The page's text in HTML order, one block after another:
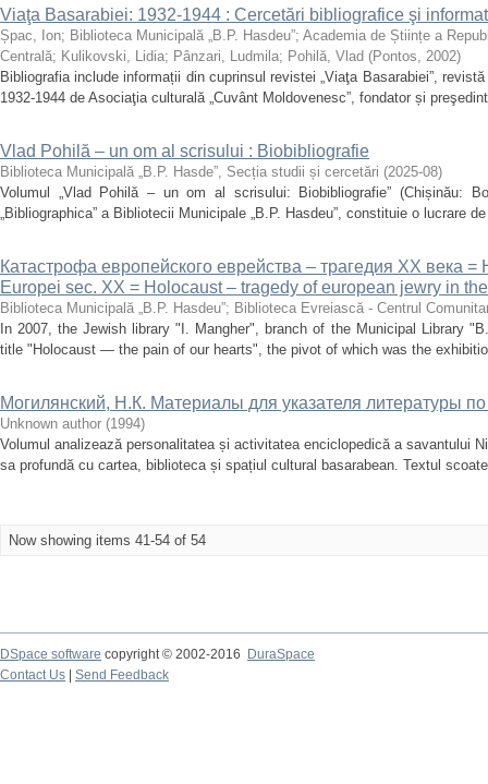
Viaţa Basarabiei: 1932-1944 : Cercetări bibliografice şi
Șpac, Ion; Biblioteca Municipală „B.P. Hasdeu”; Academia de Științe a
Centrală; Kulikovski, Lidia; Pânzari, Ludmila; Pohilă, Vlad (Pontos, 2002)
Bibliografia include informații din cuprinsul revistei „Viaţa Basarabiei”,
1932-1944 de Asociaţia culturală „Cuvânt Moldovenesc”, fondator și
Vlad Pohilă – un om al scrisului : Biobibliografie
Biblioteca Municipală „B.P. Hasde”, Secția studii și cercetări (2025-08)
Volumul „Vlad Pohilă – un om al scrisului: Biobibliografie” (Chișinău:
„Bibliographica” a Bibliotecii Municipale „B.P. Hasdeu”, constituie o lucrare
Катастрофа европейского еврейства – трагедия ХХ века
Europei sec. XX = Holocaust – tragedy of european jewry in
Biblioteca Municipală „B.P. Hasdeu”; Biblioteca Evreiască - Centrul
In 2007, the Jewish library "I. Mangher", branch of the Municipal Library
title "Holocaust — the pain of our hearts", the pivot of which was the
Могилянский, Н.К. Материалы для указателя литературы
Unknown author (1994)
Volumul analizează personalitatea și activitatea enciclopedică a savantului
sa profundă cu cartea, biblioteca și spațiul cultural basarabean. Textul
Now showing items 41-54 of 54
DSpace software copyright © 2002-2016
DuraSpace
Contact Us
Send Feedback